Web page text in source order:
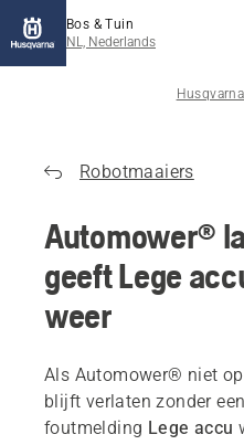
Bos & Tuin
NL, Nederlands
Robotmaaiers
Automower®
geeft Lege
weer
Als Automower® niet
blijft verlaten zonder
foutmelding Lege accu